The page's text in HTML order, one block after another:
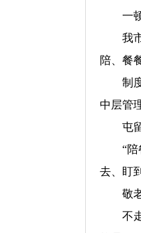
一
我
陪、餐
制
中层管
屯
“
去、盯
敬
不